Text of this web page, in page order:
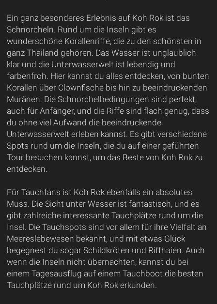
Ein ganz besonderes Erlebnis auf Koh Rok ist das
Schnorcheln. Rund um die Inseln gibt es
wunderschöne Korallenriffe, die zu den schönsten in
ganz Thailand gehören. Das Wasser ist unglaublich
klar und die Unterwasserwelt ist lebendig und
farbenfroh. Hier kannst du alles entdecken, von bunten
Korallen über Clownfische bis hin zu beeindruckenden
Muränen. Die Schnorchelbedingungen sind perfekt,
auch für Anfänger, und die Riffe sind flach genug, dass
du ohne viel Aufwand die beeindruckende
Unterwasserwelt erleben kannst. Es gibt verschiedene
Spots rund um die Inseln, die du auf einer geführten
Tour besuchen kannst, um das Beste von Koh Rok zu
entdecken.
Für Tauchfans ist Koh Rok ebenfalls ein absolutes
Muss. Die Sicht unter Wasser ist fantastisch, und es
gibt zahlreiche interessante Tauchplätze rund um die
Insel. Die Tauchspots sind vor allem für ihre Vielfalt an
Meereslebewesen bekannt, und mit etwas Glück
begegnest du sogar Schildkröten und Riffhaien. Auch
wenn die Inseln nicht übernachten, kannst du bei
einem Tagesausflug auf einem Tauchboot die besten
Tauchplätze rund um Koh Rok erkunden.